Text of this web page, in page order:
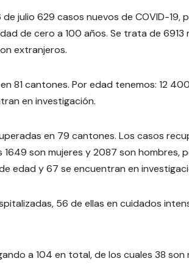
julio 629 casos nuevos de COVID-19,
de cero a 100 años. Se trata de 6913
extranjeros.
81 cantones. Por edad tenemos: 12
en investigación.
en 79 cantones. Los casos
1649 son mujeres y 2087 son hombres,
edad y 67 se encuentran en
56 de ellas en cuidados
a 104 en total, de los cuales 38